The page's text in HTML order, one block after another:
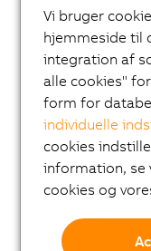
Press Room
Blog
AutoMates
Email news service
Karriere
Lokationer
Kontakt os
Imprint
Vi bruger
hjemmeside til
integration af
alle cookies"
form for
individuelle
cookies
information, se
cookies og